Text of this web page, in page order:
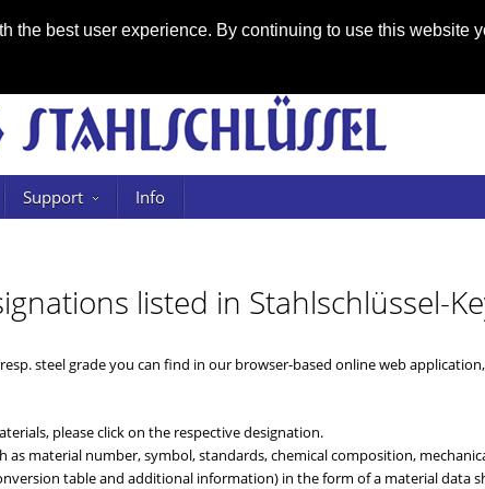
the best user experience. By continuing to use this website
Support Info
listed in Stahlschlüssel-
steel grade you can find in our browser-based online web
please click on the respective designation.
as material number, symbol, standards, chemical composition,
table and additional information) in the form of a material data